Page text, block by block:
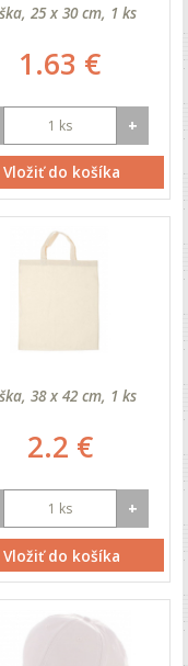
25 x 30 cm, 1 ks
1.63 €
+
Vložiť do košíka
38 x 42 cm, 1 ks
2.2 €
+
Vložiť do košíka